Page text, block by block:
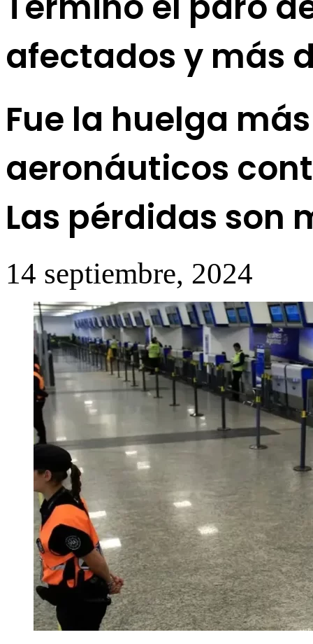
afectados y más
Fue la huelga
aeronáuticos
Las pérdidas son
14 septiembre, 2024